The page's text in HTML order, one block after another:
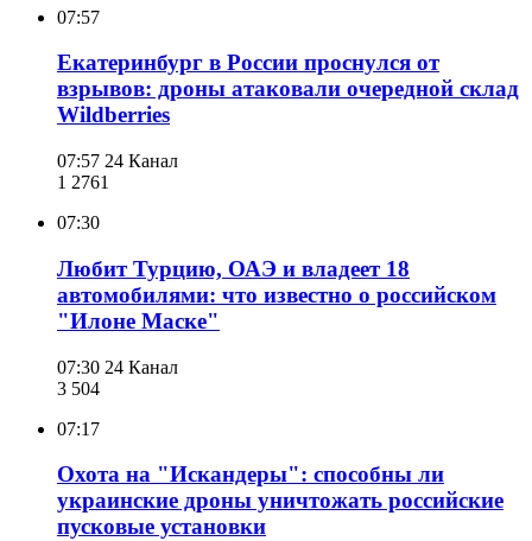
07:57
Екатеринбург в России проснулся от
взрывов: дроны атаковали очередной склад
Wildberries
07:57 24 Канал
1 2761
07:30
Любит Турцию, ОАЭ и владеет 18
автомобилями: что известно о российском
"Илоне Маске"
07:30 24 Канал
3 504
07:17
Охота на "Искандеры": способны ли
украинские дроны уничтожать российские
пусковые установки